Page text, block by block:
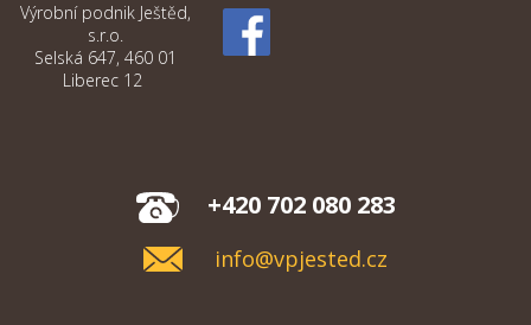
Výrobní podnik Ještěd,
s.r.o.
Selská 647, 460 01
Liberec 12
+420 702 080 283
info@vpjested.cz